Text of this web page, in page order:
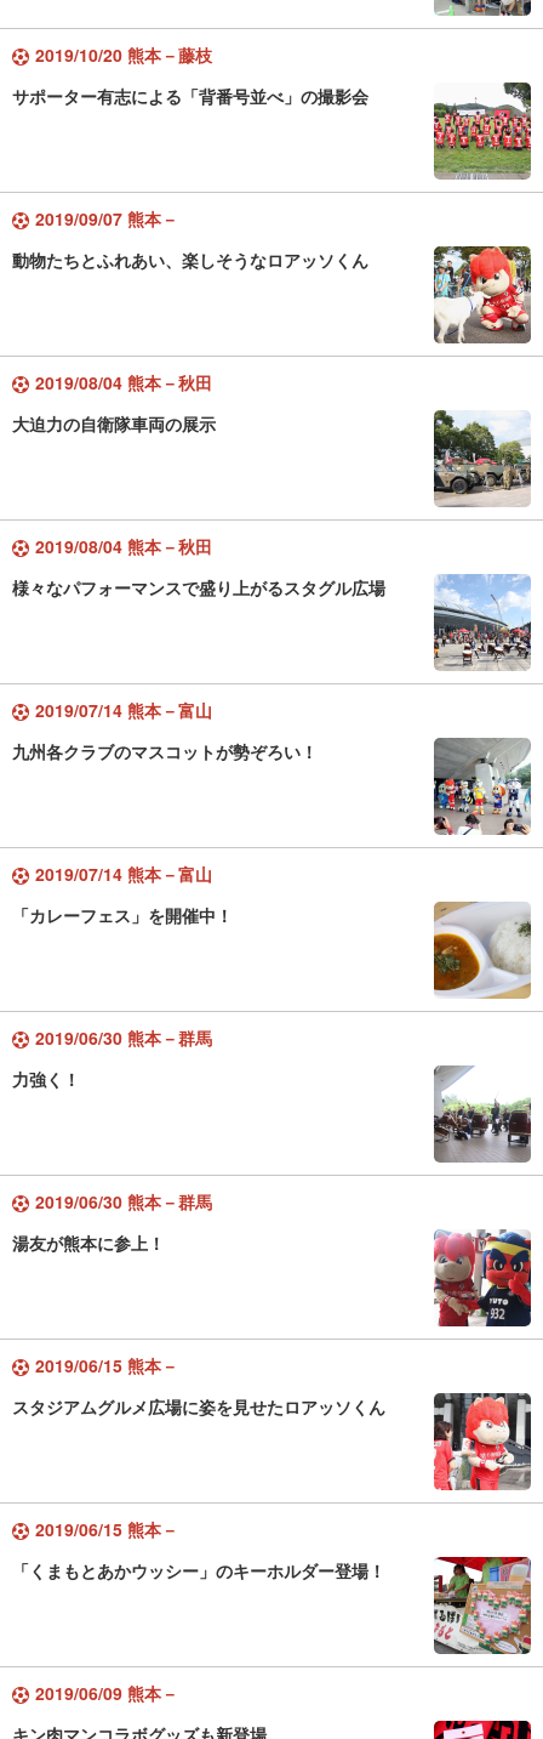
2019/10/20 熊本－藤枝
サポーター有志による「背番号並べ」の撮影会
2019/09/07 熊本－
動物たちとふれあい、楽しそうなロアッソくん
2019/08/04 熊本－秋田
大迫力の自衛隊車両の展示
2019/08/04 熊本－秋田
様々なパフォーマンスで盛り上がるスタグル広場
2019/07/14 熊本－富山
九州各クラブのマスコットが勢ぞろい！
2019/07/14 熊本－富山
「カレーフェス」を開催中！
2019/06/30 熊本－群馬
力強く！
2019/06/30 熊本－群馬
湯友が熊本に参上！
2019/06/15 熊本－
スタジアムグルメ広場に姿を見せたロアッソくん
2019/06/15 熊本－
「くまもとあかウッシー」のキーホルダー登場！
2019/06/09 熊本－
キン肉マンコラボグッズも新登場